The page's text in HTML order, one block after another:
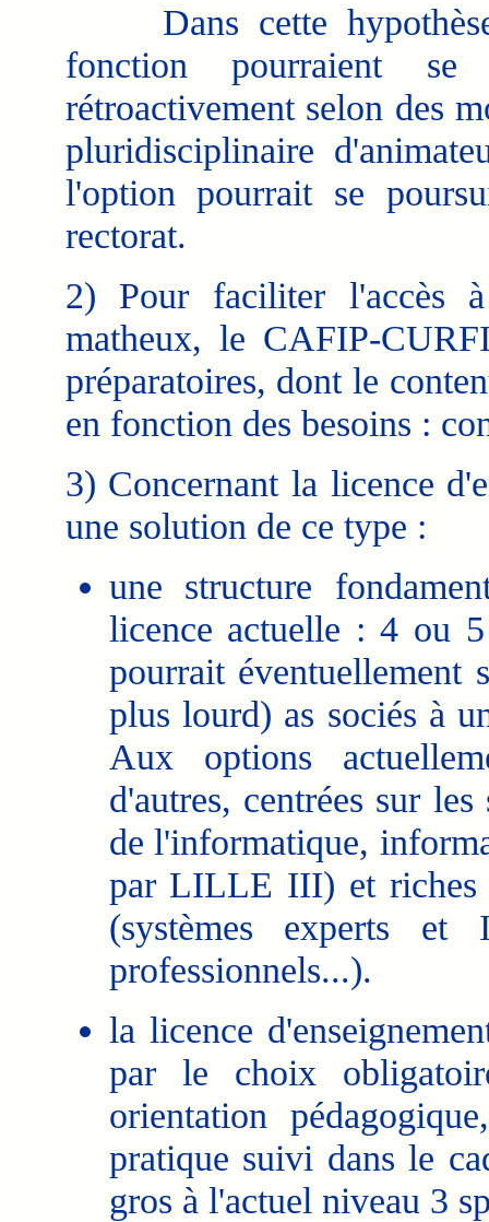
Dans cette hypothèse,
fonction pourraient
rétroactivement selon des
pluridisciplinaire
l'option pourrait se
rectorat.
2) Pour faciliter l'accès
matheux, le CAFIP-
préparatoires, dont le
en fonction des besoins :
3) Concernant la licence
une solution de ce type :
une structure
licence actuelle : 4 ou
pourrait
plus lourd) as sociés à
Aux options
d'autres, centrées sur
de l'informatique,
par LILLE III) et riches
(systèmes experts et
professionnels...).
la licence
par le choix
orientation
pratique suivi dans le
gros à l'actuel niveau 3